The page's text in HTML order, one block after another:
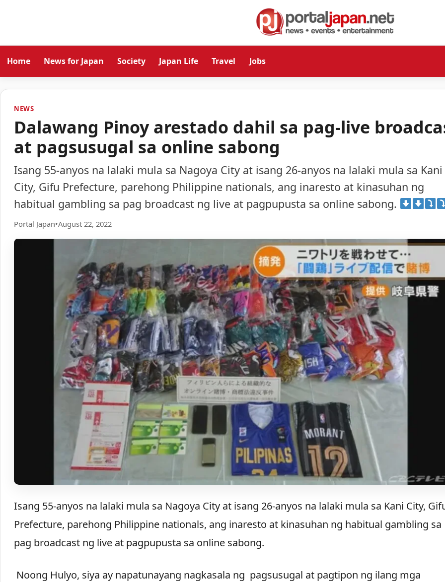
Home News for Japan Society Japan Life Travel Jobs
NEWS
Dalawang Pinoy arestado dahil sa pag-live
at pagsusugal sa online sabong
Isang 55-anyos na lalaki mula sa Nagoya City at isang 26-anyos na lalaki mula sa Kani
City, Gifu Prefecture, parehong Philippine nationals, ang inaresto at kinasuhan ng
habitual gambling sa pag broadcast ng live at pagpupusta sa online sabong.
Portal Japan•August 22, 2022
Isang 55-anyos na lalaki mula sa Nagoya City at isang 26-anyos na lalaki mula sa Kani City,
Prefecture, parehong Philippine nationals, ang inaresto at kinasuhan ng habitual gambling sa
pag broadcast ng live at pagpupusta sa online sabong.
Noong Hulyo, siya ay napatunayang nagkasala ng pagsusugal at pagtipon ng ilang mga